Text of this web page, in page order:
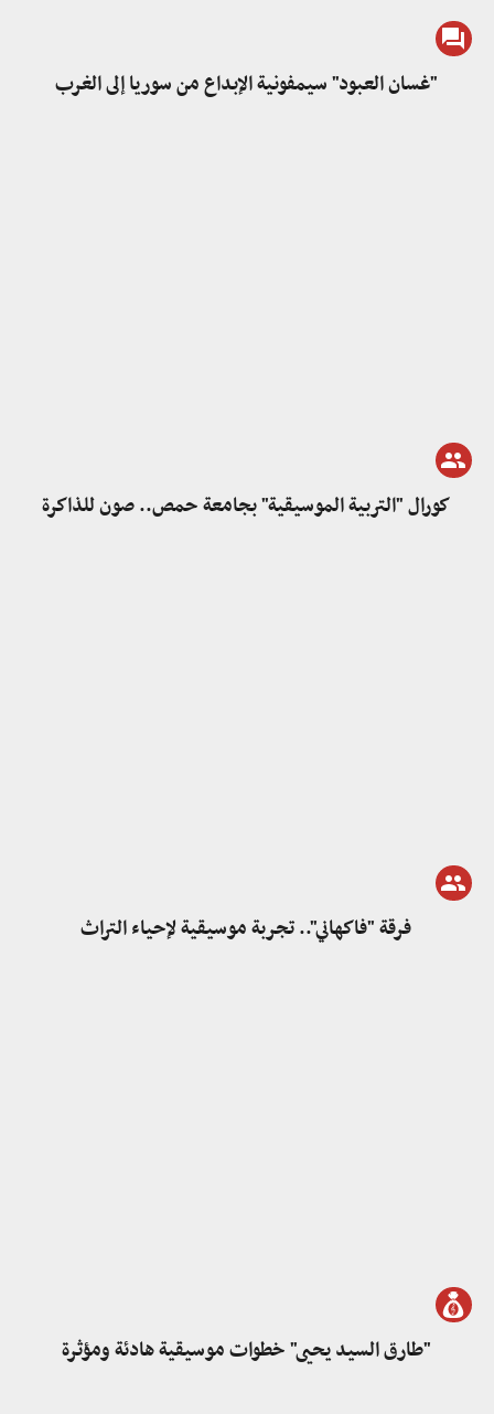
"غسان العبود" سيمفونية الإبداع من سوريا إلى الغرب
كورال "التربية الموسيقية" بجامعة حمص.. صون للذاكرة
فرقة "فاكهاني".. تجربة موسيقية لإحياء التراث
"طارق السيد يحيى" خطوات موسيقية هادئة ومؤثرة